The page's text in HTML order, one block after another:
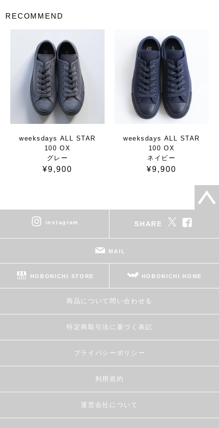
RECOMMEND
weeksdays ALL STAR
100 OX
グレー
¥9,900
weeksdays ALL STAR
100 OX
ネイビー
¥9,900
instagram SHARE
MAIL
HOBONICHI STORE HOBONICHI HOME
商品について問い合わせる
特定商取引法に基づく表記
プライバシーポリシー
利用規約
運営会社について